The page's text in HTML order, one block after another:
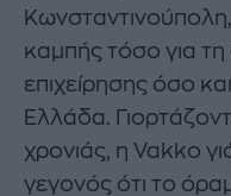
καμπής τόσο για τη
επιχείρησης όσο
Ελλάδα.
χρονιάς, η Vakko
γεγονός ότι το